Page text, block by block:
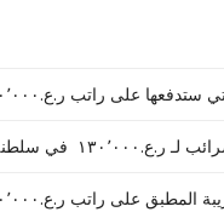
على راتب ر.ع.‏١٣٠٬٠٠٠ ‏ في سلطنة عمان؟
سلطنة عمان؟
على راتب ر.ع.‏١٣٠٬٠٠٠ ‏ في سلطنة عمان؟